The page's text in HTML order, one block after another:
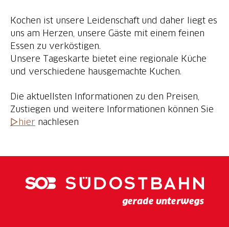
Kochen ist unsere Leidenschaft und daher liegt es
uns am Herzen, unsere Gäste mit einem feinen
Essen zu verköstigen.
Unsere Tageskarte bietet eine regionale Küche
und verschiedene hausgemachte Kuchen.
Die aktuellsten Informationen zu den Preisen,
Zustiegen und weitere Informationen können Sie
▷hiernachlesen